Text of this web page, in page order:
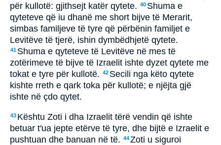
për kullotë: gjithsejt katër qytete. 40 Shuma e
qyteteve që iu dhanë me short bijve të Merarit,
simbas familjeve të tyre që përbënin familjet e
Levitëve të tjerë, ishin dymbëdhjetë qytete.
41 Shuma e qyteteve të Levitëve në mes të
zotërimeve të bijve të Izraelit ishte dyzet qytete me
tokat e tyre për kullotë. 42 Secili nga këto qytete
kishte rreth e qark toka për kullotë; e njëjta gjë
ishte në çdo qytet.
43 Kështu Zoti i dha Izraelit tërë vendin që ishte
betuar t'ua jepte etërve të tyre, dhe bijtë e Izraelit e
pushtuan dhe banuan në të. 44Zoti u siguroi